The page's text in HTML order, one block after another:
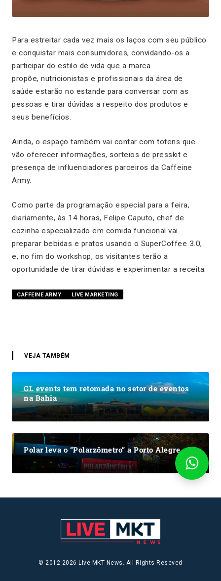
Para estreitar cada vez mais os laços com seu público
e conquistar mais consumidores, convidando-os a
participar do estilo de vida que a marca
propõe, nutricionistas e profissionais da área de
saúde estarão no estande para conversar com as
pessoas e tirar dúvidas a respeito dos produtos e
seus benefícios.
Ainda, o espaço também vai contar com totens que
vão oferecer informações, sorteios de presskit e
presença de influenciadores parceiros da Caffeine
Army.
Como parte da programação especial para a feira,
diariamente, às 14 horas, Felipe Caputo, chef de
cozinha especializado em comida funcional vai
preparar bebidas e pratos usando o SuperCoffee 3.0,
e, no fim do workshop, os visitantes terão a
oportunidade de tirar dúvidas e experimentar a receita.
CAFFEINE ARMY LIVE MARKETING
VEJA TAMBÉM
GL events tem retomada no setor de eventos
na Bahia
Polar leva o “Polarzômetro” a Porto Alegre
© 2012-2026 Live MKT News. All Rights Reseved